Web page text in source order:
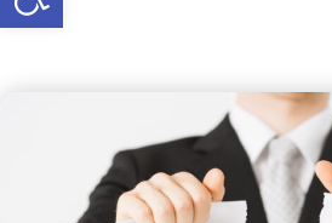
בני משפחה – מתי בית